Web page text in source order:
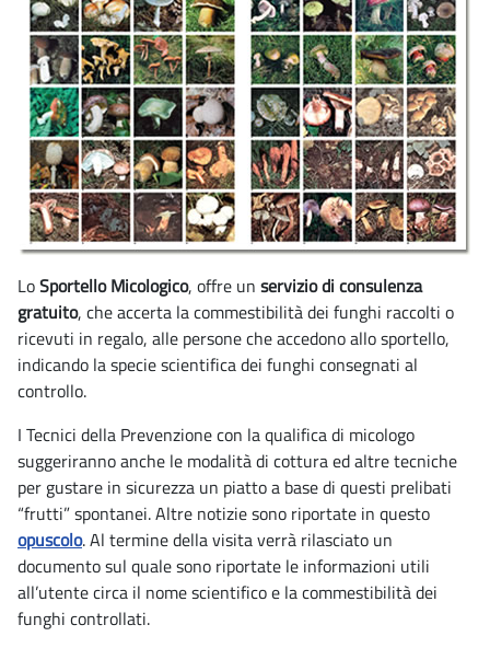
LoSportello Micologico, offre un servizio di consulenza
gratuito, che accerta la commestibilità dei funghi raccolti o
ricevuti in regalo, alle persone che accedono allo sportello,
indicando la specie scientifica dei funghi consegnati al
controllo.
I Tecnici della Prevenzione con la qualifica di micologo
suggeriranno anche le modalità di cottura ed altre tecniche
per gustare in sicurezza un piatto a base di questi prelibati
“frutti” spontanei. Altre notizie sono riportate in questo
opuscolo. Al termine della visita verrà rilasciato un
documento sul quale sono riportate le informazioni utili
all’utente circa il nome scientifico e la commestibilità dei
funghi controllati.